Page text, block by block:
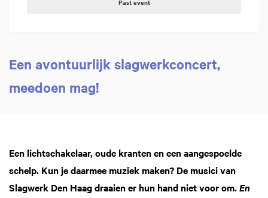
Past event
Een avontuurlijk slagwerkconcert,
meedoen mag!
Een lichtschakelaar, oude kranten en een aangespoelde
schelp. Kun je daarmee muziek maken? De musici van
Slagwerk Den Haag draaien er hun hand niet voor om. En